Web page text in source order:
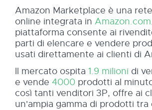
Amazon Marketplace è una
online integrata in Amazon.com
piattaforma consente ai
parti di elencare e vendere
usati direttamente ai clienti di
Il mercato ospita 1.9 milioni di
e vende 4000 prodotti al
così tanti venditori 3P, offre ai
un'ampia gamma di prodotti tra